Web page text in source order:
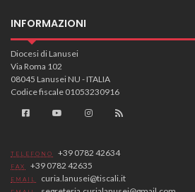
INFORMAZIONI
Diocesi di Lanusei
Via Roma 102
08045 Lanusei NU - ITALIA
Codice fiscale 01053230916
TELEFONO +39 0782 42634
FAX +39 0782 42635
EMAIL curia.lanusei@tiscali.it